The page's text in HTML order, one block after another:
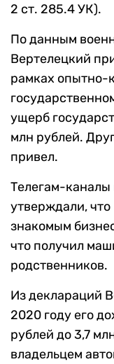
2 ст. 285.4 УК).
По данным
Вертелецкий
рамках опытно-
ущерб
млн рублей.
привел.
Телегам-каналы
утверждали,
знакомым
что получил
родственников.
Из деклараций
2020 году его
рублей до 3,7
владельцем